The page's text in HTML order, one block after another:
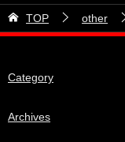
2026年5月
2026年4月
2026年2月
21号車
28号車
TOP other
Category
Archives